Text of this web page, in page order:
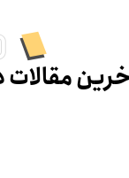
مقالات